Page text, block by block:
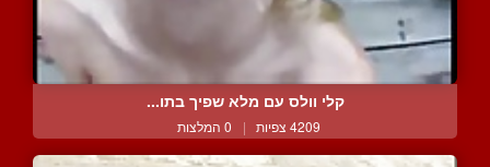
קלי וולס עם מלא שפיך בתו...
4209 צפיות | 0 המלצות